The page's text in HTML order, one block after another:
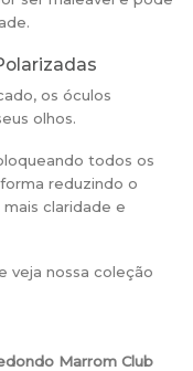
os óculos
olhos.
todos os
reduzindo o
claridade e
veja nossa coleção
Marrom Club